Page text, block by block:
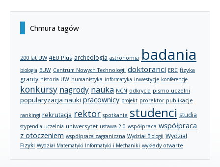
Chmura tagów
200 lat UW 4EU Plus archeologia astronomia badania
biologia BUW Centrum Nowych Technologii doktoranci ERC fizyka
granty historia UW humanistyka informatyka inwestycje konferencje
konkursy nagrody nauka NCN odkrycia pismo uczelni
popularyzacja nauki pracownicy projekt prorektor publikacje
rankingi rekrutacja rektor spotkanie studenci studia
stypendia uczelnia uniwersytet ustawa 2.0 współpraca współpraca
z otoczeniem współpraca zagraniczna Wydział Biologii Wydział
Fizyki Wydział Matematyki Informatyki i Mechaniki wykłady otwarte